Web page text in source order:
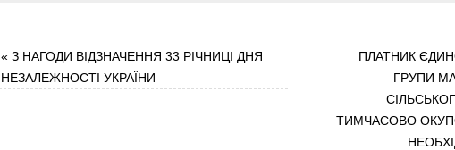
« З НАГОДИ ВІДЗНАЧЕННЯ 33 РІЧНИЦІ ДНЯ
НЕЗАЛЕЖНОСТІ УКРАЇНИ
ПЛАТНИК
ГРУПИ
ТИМЧАСОВО